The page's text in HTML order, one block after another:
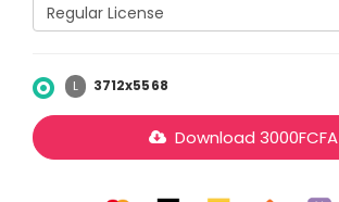
L 3712x5568
Download 3000FCFA